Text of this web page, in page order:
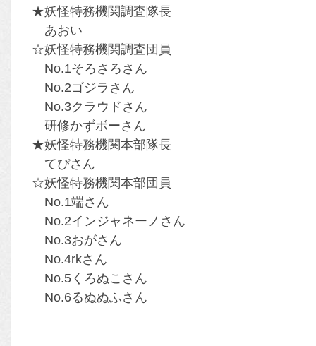
★妖怪特務機関調査隊長
あおい
☆妖怪特務機関調査団員
No.1そろさろさん
No.2ゴジラさん
No.3クラウドさん
研修かずボーさん
★妖怪特務機関本部隊長
てぴさん
☆妖怪特務機関本部団員
No.1端さん
No.2インジャネーノさん
No.3おがさん
No.4rkさん
No.5くろぬこさん
No.6るぬぬふさん